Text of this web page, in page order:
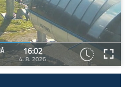
16:02
4. 8. 2026